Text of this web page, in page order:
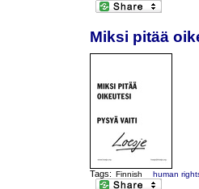
Miksi pitää
Tags: Finnish human